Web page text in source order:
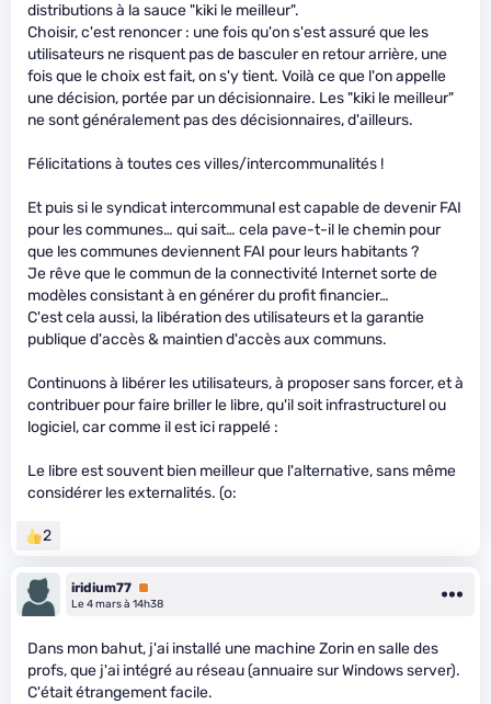
distributions à la sauce "kiki le meilleur".
Choisir, c'est renoncer : une fois qu'on s'est assuré que les
utilisateurs ne risquent pas de basculer en retour arrière, une
fois que le choix est fait, on s'y tient. Voilà ce que l'on appelle
une décision, portée par un décisionnaire. Les "kiki le meilleur"
ne sont généralement pas des décisionnaires, d'ailleurs.
Félicitations à toutes ces villes/intercommunalités !
Et puis si le syndicat intercommunal est capable de devenir FAI
pour les communes… qui sait… cela pave-t-il le chemin pour
que les communes deviennent FAI pour leurs habitants ?
Je rêve que le commun de la connectivité Internet sorte de
modèles consistant à en générer du profit financier…
C'est cela aussi, la libération des utilisateurs et la garantie
publique d'accès & maintien d'accès aux communs.
Continuons à libérer les utilisateurs, à proposer sans forcer, et à
contribuer pour faire briller le libre, qu'il soit infrastructurel ou
logiciel, car comme il est ici rappelé :
Le libre est souvent bien meilleur que l'alternative, sans même
considérer les externalités. (o:
2
iridium77 Premium
Le 4 mars à 14h38
Dans mon bahut, j'ai installé une machine Zorin en salle des
profs, que j'ai intégré au réseau (annuaire sur Windows server).
C'était étrangement facile.